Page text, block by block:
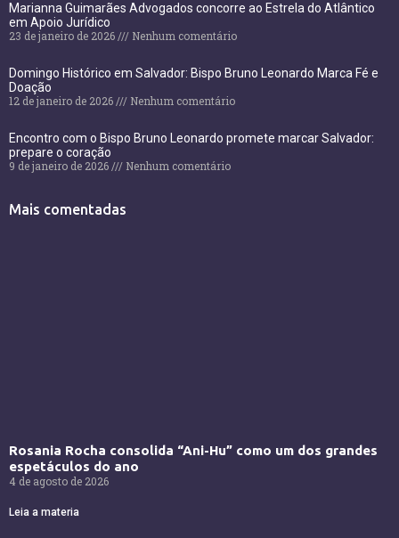
Marianna Guimarães Advogados concorre ao Estrela do Atlântico
em Apoio Jurídico
23 de janeiro de 2026
Nenhum comentário
Domingo Histórico em Salvador: Bispo Bruno Leonardo Marca Fé e
Doação
12 de janeiro de 2026
Nenhum comentário
Encontro com o Bispo Bruno Leonardo promete marcar Salvador:
prepare o coração
9 de janeiro de 2026
Nenhum comentário
Mais comentadas
Rosania Rocha consolida “Ani-Hu” como um dos grandes
espetáculos do ano
4 de agosto de 2026
Leia a materia